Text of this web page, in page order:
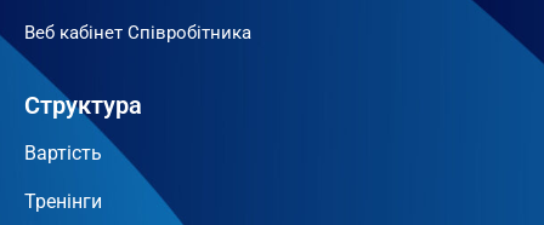
Веб кабінет Співробітника
Структура
Вартість
Тренінги